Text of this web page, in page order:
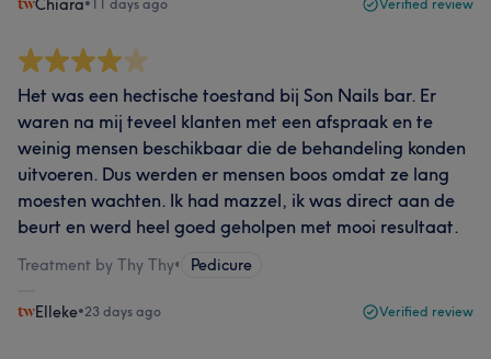
Chiara•11 days ago Verified review
Het was een hectische toestand bij Son Nails bar. Er
waren na mij teveel klanten met een afspraak en te
weinig mensen beschikbaar die de behandeling konden
uitvoeren. Dus werden er mensen boos omdat ze lang
moesten wachten. Ik had mazzel, ik was direct aan de
beurt en werd heel goed geholpen met mooi resultaat.
Treatment by Thy Thy• Pedicure
Elleke•23 days ago Verified review